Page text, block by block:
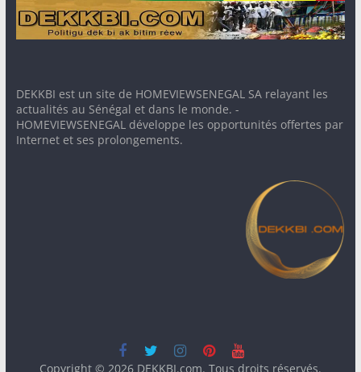
DEKKBI est un site de HOMEVIEWSENEGAL SA relayant les
actualités au Sénégal et dans le monde. -
HOMEVIEWSENEGAL développe les opportunités offertes par
Internet et ses prolongements.
Copyright © 2026 DEKKBI.com. Tous droits réservés.